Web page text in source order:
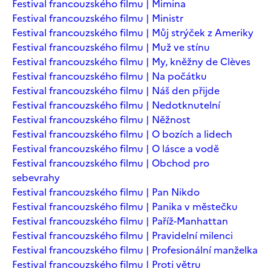
Festival francouzského filmu | Mimina
Festival francouzského filmu | Ministr
Festival francouzského filmu | Můj strýček z Ameriky
Festival francouzského filmu | Muž ve stínu
Festival francouzského filmu | My, kněžny de Clèves
Festival francouzského filmu | Na počátku
Festival francouzského filmu | Náš den přijde
Festival francouzského filmu | Nedotknutelní
Festival francouzského filmu | Něžnost
Festival francouzského filmu | O bozích a lidech
Festival francouzského filmu | O lásce a vodě
Festival francouzského filmu | Obchod pro
sebevrahy
Festival francouzského filmu | Pan Nikdo
Festival francouzského filmu | Panika v městečku
Festival francouzského filmu | Paříž-Manhattan
Festival francouzského filmu | Pravidelní milenci
Festival francouzského filmu | Profesionální manželka
Festival francouzského filmu | Proti větru